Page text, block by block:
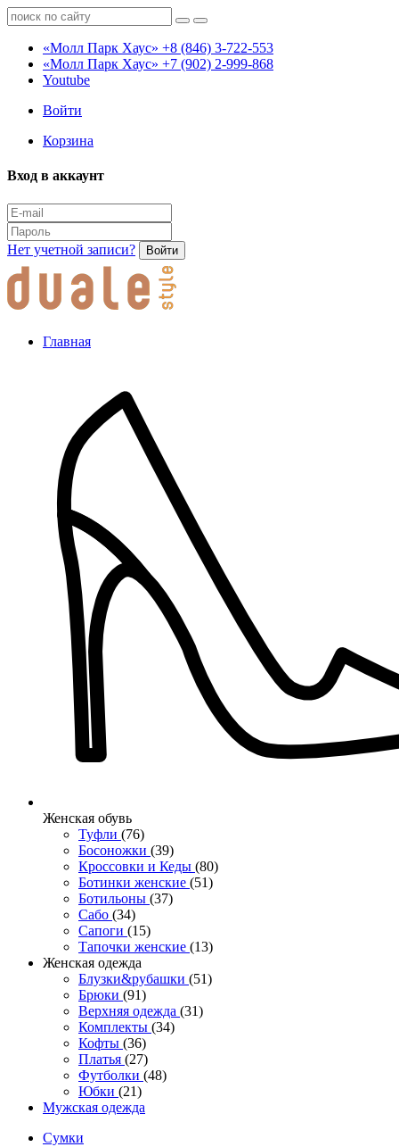
«Молл Парк Хаус» +8 (846) 3-722-553
«Молл Парк Хаус» +7 (902) 2-999-868
Youtube
Войти
Корзина
Вход в аккаунт
Нет учетной записи? Войти
Главная
Женcкая обувь
Туфли (76)
Босоножки (39)
Кроссовки и Кеды (80)
Ботинки женские (51)
Ботильоны (37)
Сабо (34)
Сапоги (15)
Тапочки женские (13)
Женская одежда
Блузки&рубашки (51)
Брюки (91)
Верхняя одежда (31)
Комплекты (34)
Кофты (36)
Платья (27)
Футболки (48)
Юбки (21)
Мужская одежда
Сумки